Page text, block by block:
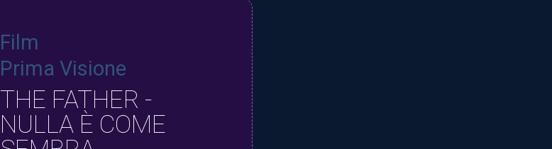
Film
Prima Visione
THE FATHER -
NULLA È COME